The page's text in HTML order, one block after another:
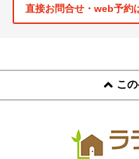
直接お問合せ・web予約
こ